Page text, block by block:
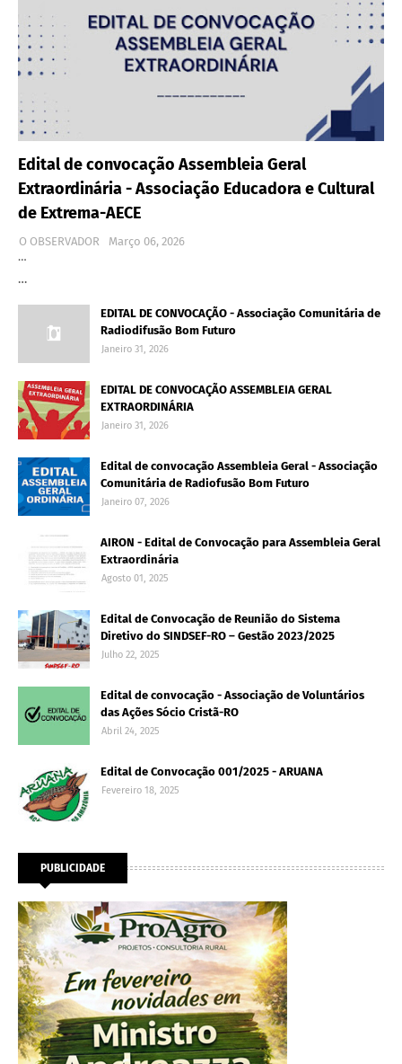
Edital de convocação Assembleia Geral
Extraordinária - Associação Educadora e Cultural
de Extrema-AECE
O OBSERVADOR
Março 06, 2026
…
…
EDITAL DE CONVOCAÇÃO - Associação Comunitária de
Radiodifusão Bom Futuro
Janeiro 31, 2026
EDITAL DE CONVOCAÇÃO ASSEMBLEIA GERAL
EXTRAORDINÁRIA
Janeiro 31, 2026
Edital de convocação Assembleia Geral - Associação
Comunitária de Radiofusão Bom Futuro
Janeiro 07, 2026
AIRON - Edital de Convocação para Assembleia Geral
Extraordinária
Agosto 01, 2025
Edital de Convocação de Reunião do Sistema
Diretivo do SINDSEF-RO – Gestão 2023/2025
Julho 22, 2025
Edital de convocação - Associação de Voluntários
das Ações Sócio Cristã-RO
Abril 24, 2025
Edital de Convocação 001/2025 - ARUANA
Fevereiro 18, 2025
PUBLICIDADE